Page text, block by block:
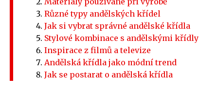
Různé typy andělských křídel
Jak si vybrat správné andělské křídla
Stylové kombinace s andělskými křídly
Inspirace z filmů a televize
Andělská křídla jako módní trend
Jak se postarat o andělská křídla